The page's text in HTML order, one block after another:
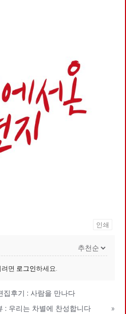
인쇄
면 로그인하세요.
후기 : 사람을 만나다
: 우리는 차별에 찬성합니다
»